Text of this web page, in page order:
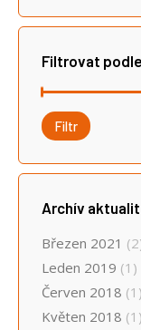
Filtrovat
Filtr
Archív aktualit
Březen 2021
Leden 2019 (1)
Červen 2018 (1)
Květen 2018 (1)